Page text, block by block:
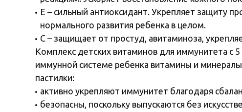
Е – сильный антиоксидант. Укрепляет защиту
нормального развития ребенка в целом.
С – защищает от простуд, авитаминоза,
Комплекс детских витаминов для иммунитета с
иммунной системе ребенка витамины и
пастилки:
активно укрепляют иммунитет благодаря
безопасны, поскольку выпускаются без